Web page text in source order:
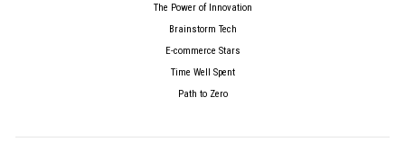
The Power of Innovation
Brainstorm Tech
E-commerce Stars
Time Well Spent
Path to Zero